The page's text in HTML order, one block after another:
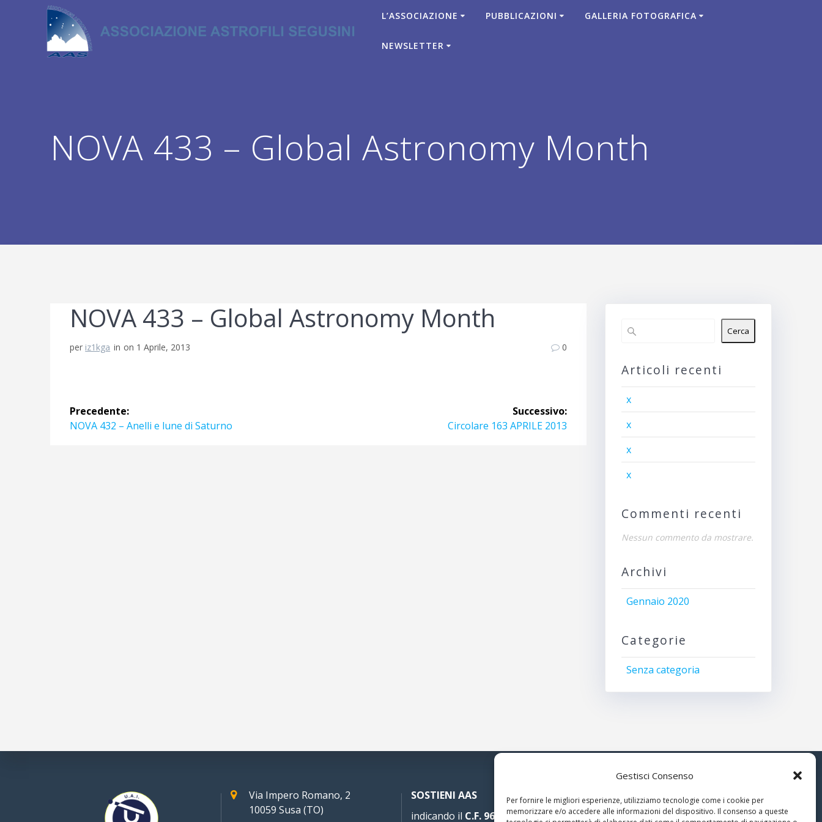
Gestisci Consenso
Per fornire le migliori esperienze, utilizziamo tecnologie come i cookie per
memorizzare e/o accedere alle informazioni del dispositivo. Il consenso a queste
L’ASSOCIAZIONE PUBBLICAZIONI GALLERIA FOTOGRAFICA
NEWSLETTER
NOVA 433 – Global Astronomy Month
NOVA 433 – Global Astronomy Month
per iz1kga in on 1 Aprile, 2013 0
Navigazione
articoli
Precedente:
Articolo
NOVA 432 – Anelli e lune di Saturno
Successivo:
Articolo
Circolare 163 APRILE 2013
Cerca
Articoli recenti
x
x
x
x
Commenti recenti
Nessun commento da mostrare.
Archivi
Gennaio 2020
Categorie
Senza categoria
Via Impero Romano, 2
10059 Susa (TO)
SOSTIENI AAS
indicando il C.F. 96020930010nella
© 2026 Associazione Astrofili
Segusini